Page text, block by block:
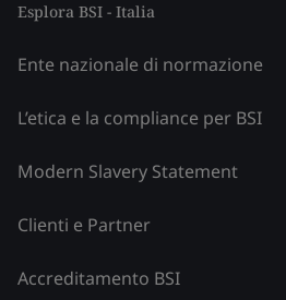
Esplora BSI - Italia
Ente nazionale di normazione
L’etica e la compliance per BSI
Modern Slavery Statement
Clienti e Partner
Accreditamento BSI